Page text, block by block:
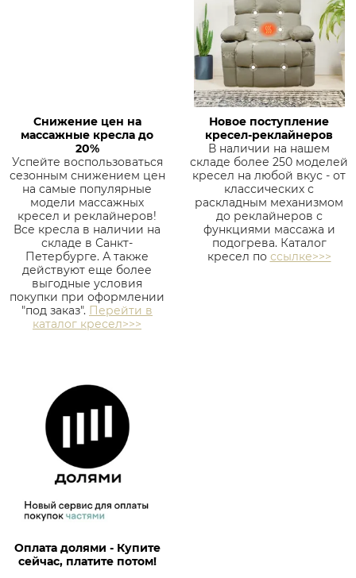
Снижение цен на
массажные кресла до
20%
Успейте воспользоваться
сезонным снижением цен
на самые популярные
модели массажных
кресел и реклайнеров!
Все кресла в наличии на
складе в Санкт-
Петербурге. А также
действуют еще более
выгодные условия
покупки при оформлении
"под заказ". Перейти в
каталог кресел>>>
Новое поступление
кресел-реклайнеров
В наличии на нашем
складе более 250 моделей
кресел на любой вкус - от
классических с
раскладным механизмом
до реклайнеров с
функциями массажа и
подогрева. Каталог
кресел по ссылке>>>
Оплата долями - Купите
сейчас, платите потом!